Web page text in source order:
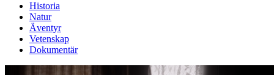
Historia
Natur
Äventyr
Vetenskap
Dokumentär